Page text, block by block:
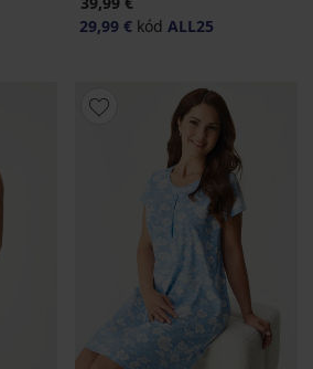
29,99 € kód ALL25